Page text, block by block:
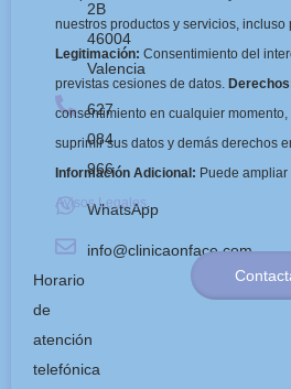
2B
46004
Valencia
627
084
966
WhatsApp
info@clinicaonface.com
Horario
de
atención
telefónica
nuestros productos y servicios,
Legitimación: Consentimiento del
previstas cesiones de datos.
consentimiento en cualquier
suprimir sus datos y demás derechos
Información Adicional: Puede
Avisos Legales.